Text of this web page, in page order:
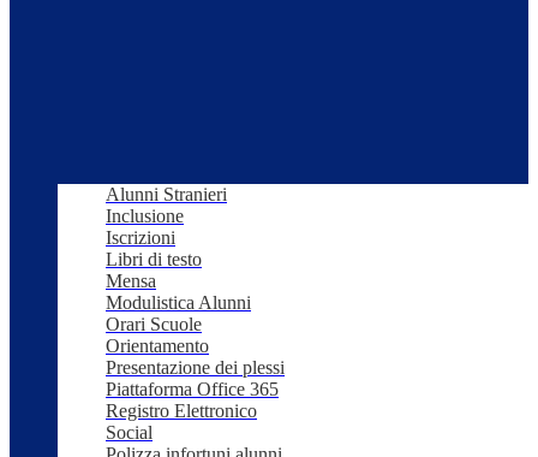
Alunni Stranieri
Inclusione
Iscrizioni
Libri di testo
Mensa
Modulistica Alunni
Orari Scuole
Orientamento
Presentazione dei plessi
Piattaforma Office 365
Registro Elettronico
Social